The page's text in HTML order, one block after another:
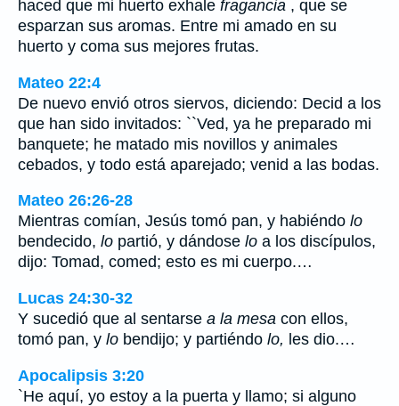
haced que mi huerto exhale fragancia , que se
esparzan sus aromas. Entre mi amado en su
huerto y coma sus mejores frutas.
Mateo 22:4
De nuevo envió otros siervos, diciendo: Decid a los
que han sido invitados: ``Ved, ya he preparado mi
banquete; he matado mis novillos y animales
cebados, y todo está aparejado; venid a las bodas.
Mateo 26:26-28
Mientras comían, Jesús tomó pan, y habiéndo lo
bendecido, lo partió, y dándose lo a los discípulos,
dijo: Tomad, comed; esto es mi cuerpo.…
Lucas 24:30-32
Y sucedió que al sentarse a la mesa con ellos,
tomó pan, y lo bendijo; y partiéndo lo, les dio.…
Apocalipsis 3:20
`He aquí, yo estoy a la puerta y llamo; si alguno